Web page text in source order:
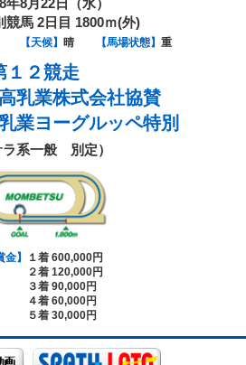
年8月22日（水）
競馬 2日目 1800ｍ(外)
【天候】 晴 【馬場状態】 重
１２競走
乳業株式会社協賛
業ヨーグルッペ特別
ラ系一般 別定）
金】
１着 600,000円
２着 120,000円
３着 90,000円
４着 60,000円
５着 30,000円